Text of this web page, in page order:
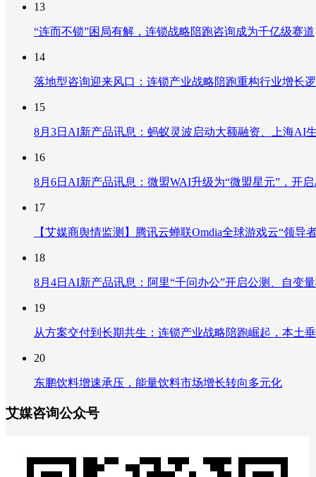
13
“连而不锁”困局有解，连锁战略陪跑咨询成为千亿级赛道
14
落地型咨询迎来风口：连锁产业战略陪跑重构行业增
15
8月3日AI新产品讯息：蚂蚁灵波启动大额融资、上海AI
16
8月6日AI新产品讯息：微盟WAI升级为“微盟星元”，开
17
【艾媒商舆情监测】腾讯云蝉联Omdia全球游戏云“领
18
8月4日AI新产品讯息：阿里“千问办公”开启公测、自变
19
从方案交付到长期共生：连锁产业战略陪跑崛起，本土
20
东鹏饮料增速承压，能量饮料市场增长转向多元化
艾媒咨询公众号